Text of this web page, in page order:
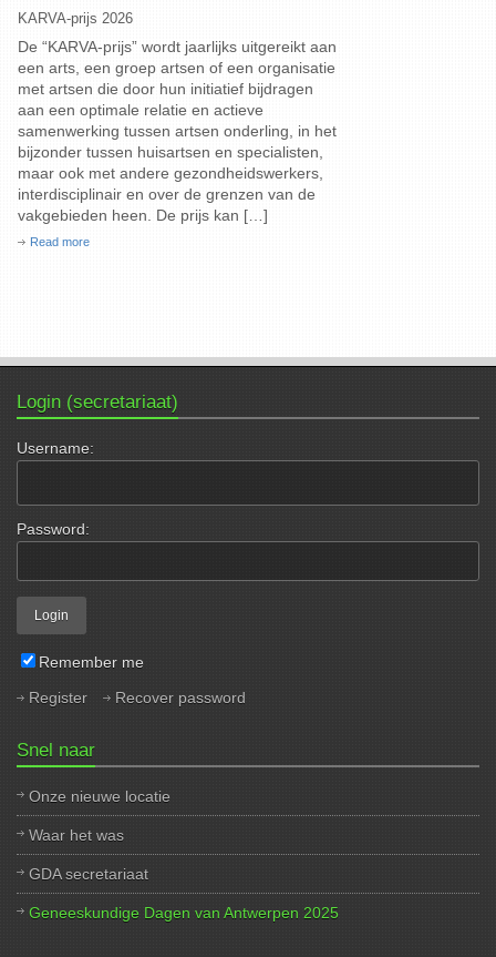
KARVA-prijs 2026
De “KARVA-prijs” wordt jaarlijks uitgereikt aan
een arts, een groep artsen of een organisatie
met artsen die door hun initiatief bijdragen
aan een optimale relatie en actieve
samenwerking tussen artsen onderling, in het
bijzonder tussen huisartsen en specialisten,
maar ook met andere gezondheidswerkers,
interdisciplinair en over de grenzen van de
vakgebieden heen. De prijs kan […]
Read more
Login (secretariaat)
Username:
Password:
Remember me
Register
Recover password
Snel naar
Onze nieuwe locatie
Waar het was
GDA secretariaat
Geneeskundige Dagen van Antwerpen 2025